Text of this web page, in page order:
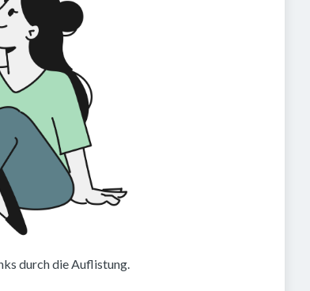
durch die Auflistung.